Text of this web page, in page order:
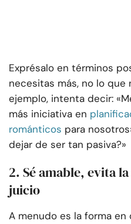
Exprésalo en términos
necesitas más, no lo que
ejemplo, intenta decir:
más iniciativa en
románticos para
dejar de ser tan pasiva?»
2. Sé amable, evita
juicio
A menudo es la forma